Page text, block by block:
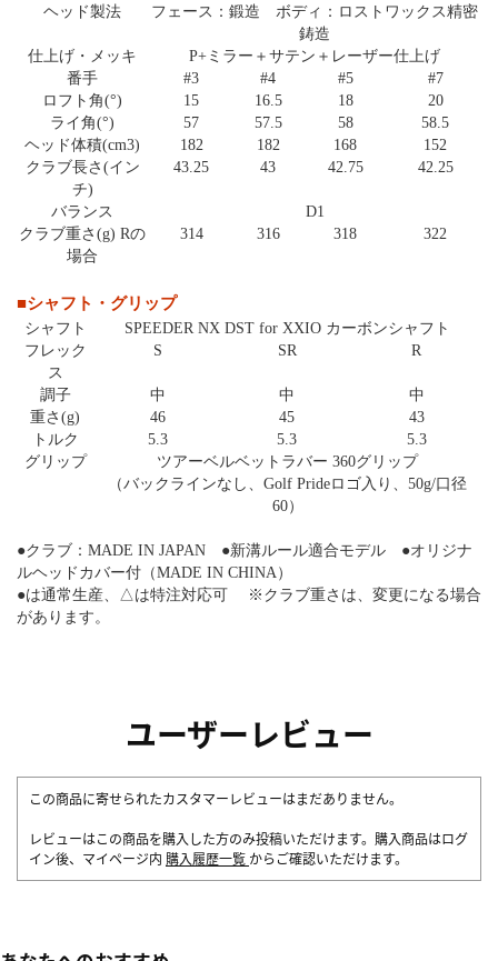
ヘッド製法
フェース：鍛造 ボディ：ロストワックス精密
鋳造
仕上げ・メッキ
P+ミラー＋サテン＋レーザー仕上げ
番手
#3 #4 #5
#7
ロフト角(°)
15 16.5 18
20
ライ角(°)
57 57.5 58
58.5
ヘッド体積(cm3)
182 182 168
152
クラブ長さ(イン
チ)
43.25 43 42.75 42.25
バランス
D1
クラブ重さ(g) Rの
場合
314 316 318 322
■シャフト・グリップ
シャフト
SPEEDER NX DST for XXIO カーボンシャフト
フレック
ス
S SR R
調子 中 中
中
重さ(g)
46 45
43
トルク
5.3 5.3
5.3
グリップ
ツアーベルベットラバー 360グリップ
（バックラインなし、Golf Prideロゴ入り、50g/口径
60）
●クラブ：MADE IN JAPAN ●新溝ルール適合モデル ●オリジナ
ルヘッドカバー付（MADE IN CHINA）
●は通常生産、△は特注対応可 ※クラブ重さは、変更になる場合
があります。
ユーザーレビュー
この商品に寄せられたカスタマーレビューはまだありません。
レビューはこの商品を購入した方のみ投稿いただけます。購入商品はログ
イン後、マイページ内 購入履歴一覧 からご確認いただけます。